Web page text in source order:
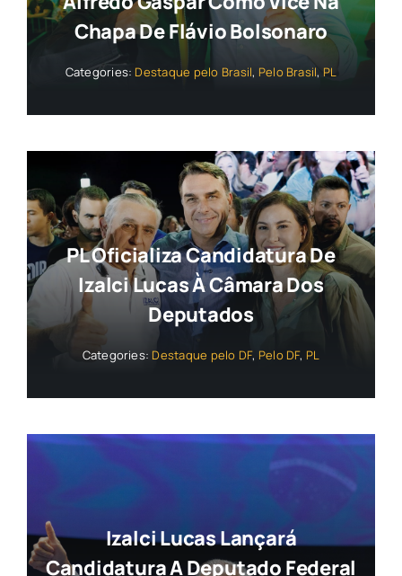
Chapa De Flávio Bolsonaro
Categories: Destaque pelo Brasil, Pelo Brasil, PL
PL Oficializa Candidatura De
Izalci Lucas À Câmara Dos
Deputados
Categories: Destaque pelo DF, Pelo DF, PL
Izalci Lucas Lançará
Candidatura A Deputado Federal